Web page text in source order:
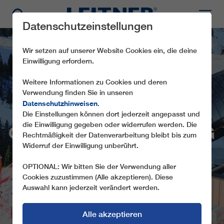
CD6C AUSSICHTSBERG
Datenschutzeinstellungen
Wir setzen auf unserer Website Cookies ein, die deine
Einwilligung erfordern.
Weitere Informationen zu Cookies und deren
Verwendung finden Sie in unseren
Datenschutzhinweisen.
Die Einstellungen können dort jederzeit angepasst und
die Einwilligung gegeben oder widerrufen werden. Die
Rechtmäßigkeit der Datenverarbeitung bleibt bis zum
Widerruf der Einwilligung unberührt.
OPTIONAL: Wir bitten Sie der Verwendung aller
Cookies zuzustimmen (Alle akzeptieren). Diese
Auswahl kann jederzeit verändert werden.
Alle akzeptieren